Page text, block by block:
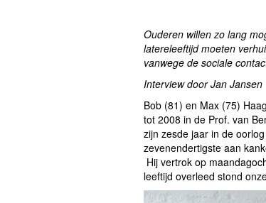
Ouderen willen zo lang
latereleeftijd moeten
vanwege de sociale
Interview door Jan Jansen
Bob (81) en Max (75)
tot 2008 in de Prof. van
zijn zesde jaar in de
zevenendertigste aan
Hij vertrok op
leeftijd overleed stond